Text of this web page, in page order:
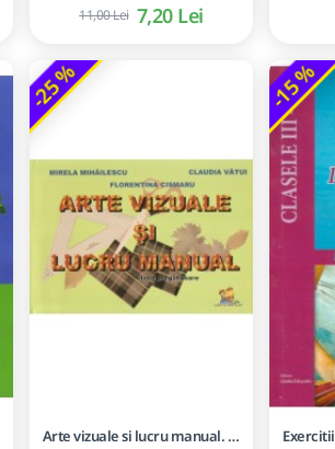
7,20 Lei
11,00 Lei
-25 %
Arte vizuale si lucru manual. Clasa pregatitoare - Mirela Mihailescu, Florentina Cismaru, Claudia Vatui
-15 %